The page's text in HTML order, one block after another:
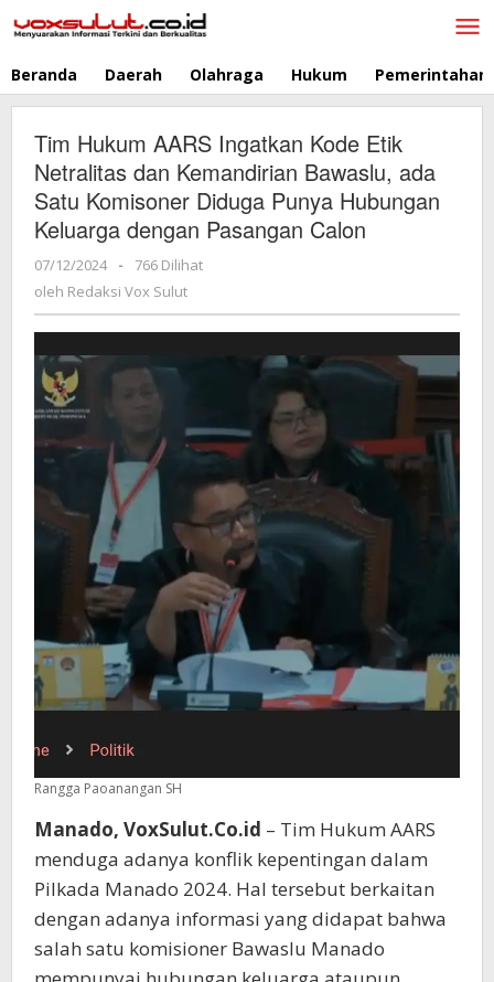
ke
Beranda Daerah Olahraga Hukum Pemerintahan
Tim Hukum AARS Ingatkan Kode Etik
Netralitas dan Kemandirian Bawaslu, ada
Satu Komisoner Diduga Punya Hubungan
Keluarga dengan Pasangan Calon
07/12/2024
oleh
Redaksi
Sulut
-
766 Dilihat
oleh Redaksi Vox Sulut
Rangga Paoanangan SH
Manado, VoxSulut.Co.id – Tim Hukum AARS
menduga adanya konflik kepentingan dalam
Pilkada Manado 2024. Hal tersebut berkaitan
dengan adanya informasi yang didapat bahwa
salah satu komisioner Bawaslu Manado